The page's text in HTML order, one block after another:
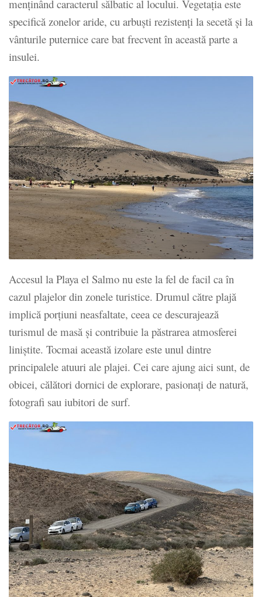
menținând caracterul sălbatic al locului. Vegetația este
specifică zonelor aride, cu arbuști rezistenți la secetă și la
vânturile puternice care bat frecvent în această parte a
insulei.
Accesul la Playa el Salmo nu este la fel de facil ca în
cazul plajelor din zonele turistice. Drumul către plajă
implică porțiuni neasfaltate, ceea ce descurajează
turismul de masă și contribuie la păstrarea atmosferei
liniștite. Tocmai această izolare este unul dintre
principalele atuuri ale plajei. Cei care ajung aici sunt, de
obicei, călători dornici de explorare, pasionați de natură,
fotografi sau iubitori de surf.